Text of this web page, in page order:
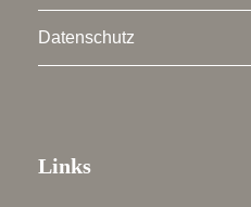
Datenschutz
Links